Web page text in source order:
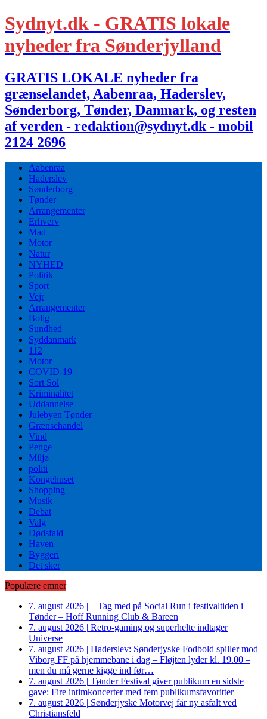
Sydnyt.dk - GRATIS lokale
nyheder fra Sønderjylland
GRATIS LOKALE nyheder fra
grænselandet, Aabenraa, Haderslev,
Sønderborg, Tønder, Danmark, og resten
af verden - redaktion@sydnyt.dk - mobil
2124 2696
Aabenraa
Haderslev
Sønderborg
Tønder
Arrangementer
Erhverv
Mad
Motor
Natur
NYHED
Politik
Sport
Vejr
Arrangementer
Bolig
Sundhed
Syddanmark
112
Motor
COVID-19
Sort Sol
Kriminalitet
Uddannelse
Julebyen Tønder
Grænsehandel
Vind
Penge
Miljø
politi
Kongehuset
Shopping
Musik
Debat
Valg
Dødsfald
Haven
Byggeri
Det sker
Populære emner
7. august 2026 | – Tag med på Social Run i festivaltiden i
Tønder – Hoff Running Club & Bareen
7. august 2026 | Retro-gaming og superhelte indtager
Universe
7. august 2026 | Haderslev: Sønderjyske Fodbold spiller mod
Viborg FF på hjemmebane i dag – Fløjten lyder kl. 19.00 –
men du må gerne kigge ind før…
7. august 2026 | Tønder Festival giver publikum en sidste
gave: Fire intimkoncerter med fem publikumsfavoritter
7. august 2026 | Sønderjyske Motorvej får ny asfalt ved
Christiansfeld